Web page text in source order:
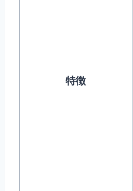
特徴